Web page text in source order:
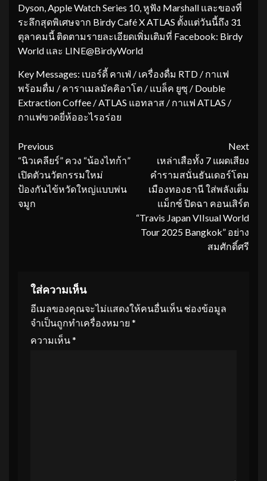
Dyson, Apple Watch Series 10, หูฟัง Marshall และของที่
ระลึกสุดพิเศษจาก Birdy Café X ATLAS ตั้งแต่วันนี้ถึง 31
ตุลาคมนี้ ติดตามรายละเอียดเพิ่มเติมที่ Facebook: Birdy
World และ LINE@BirdyWorld
Key Messages: เบอร์ดี้ คาเฟ่ / เครื่องดื่ม RTD / กาแฟ
พร้อมดื่ม / คาราเมลมัคคิอาโต / แบล็ค ยูซุ / Double
Extraction Coffee / ATLAS แอทลาส / กาแฟ ATLAS /
กาแฟขวดยี่ห้ออะไรอร่อย
Continue
Reading
Previous
“นิวเคลียร์” ควง “น้องไทก้า”
เปิดตัวนวัตกรรมใหม่
ป้องกันไข้หวัดใหญ่แบบพ่น
จมูก
Next
เหล่าเสือทั้ง 7 แผดเสียง
คำรามสนั่นธันเดอร์โดม
เมืองทองธานี ใส่พลังเต็ม
แม็กซ์ ปิดฉา คอนเสิร์ต
“Travis Japan VIIsual World
Tour 2025 Bangkok” อย่าง
สมศักดิ์ศรี
ใส่ความเห็น
อีเมลของคุณจะไม่แสดงให้คนอื่นเห็น ช่องข้อมูล
จำเป็นถูกทำเครื่องหมาย *
ความเห็น*